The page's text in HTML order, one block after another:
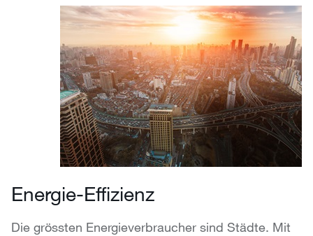
Energie-Effizienz
Die grössten Energieverbraucher sind Städte. Mit